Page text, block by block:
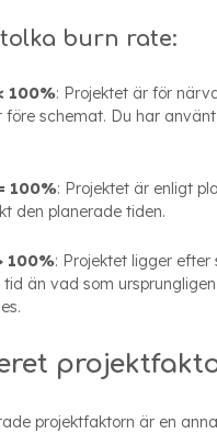
burn rate:
100%: Projektet är för
före schemat. Du har
100%: Projektet är enligt
den planerade tiden.
100%: Projektet ligger
än vad som
projektfaktorn är en